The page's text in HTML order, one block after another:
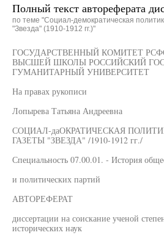
Полный текст автореферата
по теме "Социал-демократическая
"Звезда" (1910-1912 гг.)"
ГОСУДАРСТВЕННЫЙ КОМИТЕТ
ВЫСШЕЙ ШКОЛЫ РОССИЙСКИЙ
ГУМАНИТАРНЫЙ УНИВЕРСИТЕТ
На правах рукописи
Лопырева Татьяна Андреевна
СОЦИАЛ-даОКРАТИЧЕСКАЯ
ГАЗЕТЫ "ЗВЕЗДА" /1910-1912 гг./
Специальность 07.00.01. - История
и политических партий
АВТОРЕФЕРАТ
диссертации на соискание ученой
исторических наук